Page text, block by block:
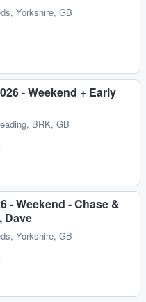
Yorkshire, GB
- Weekend + Early
BRK, GB
- Weekend - Chase &
Dave
Yorkshire, GB